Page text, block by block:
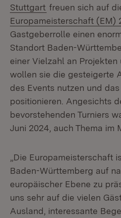
Stuttgart (Öffnet in neuem
freuen sich auf
Europameisterschaft (EM)
Gastgeberrolle einen
Standort Baden-
einer Vielzahl an
wollen sie die gesteigerte
des Events nutzen und
positionieren. Angesichts
bevorstehenden Turniers
Juni 2024, auch Thema im
„Die Europameisterschaft
Baden-Württemberg auf
europäischer Ebene zu
uns sehr auf die vielen
Ausland, interessante